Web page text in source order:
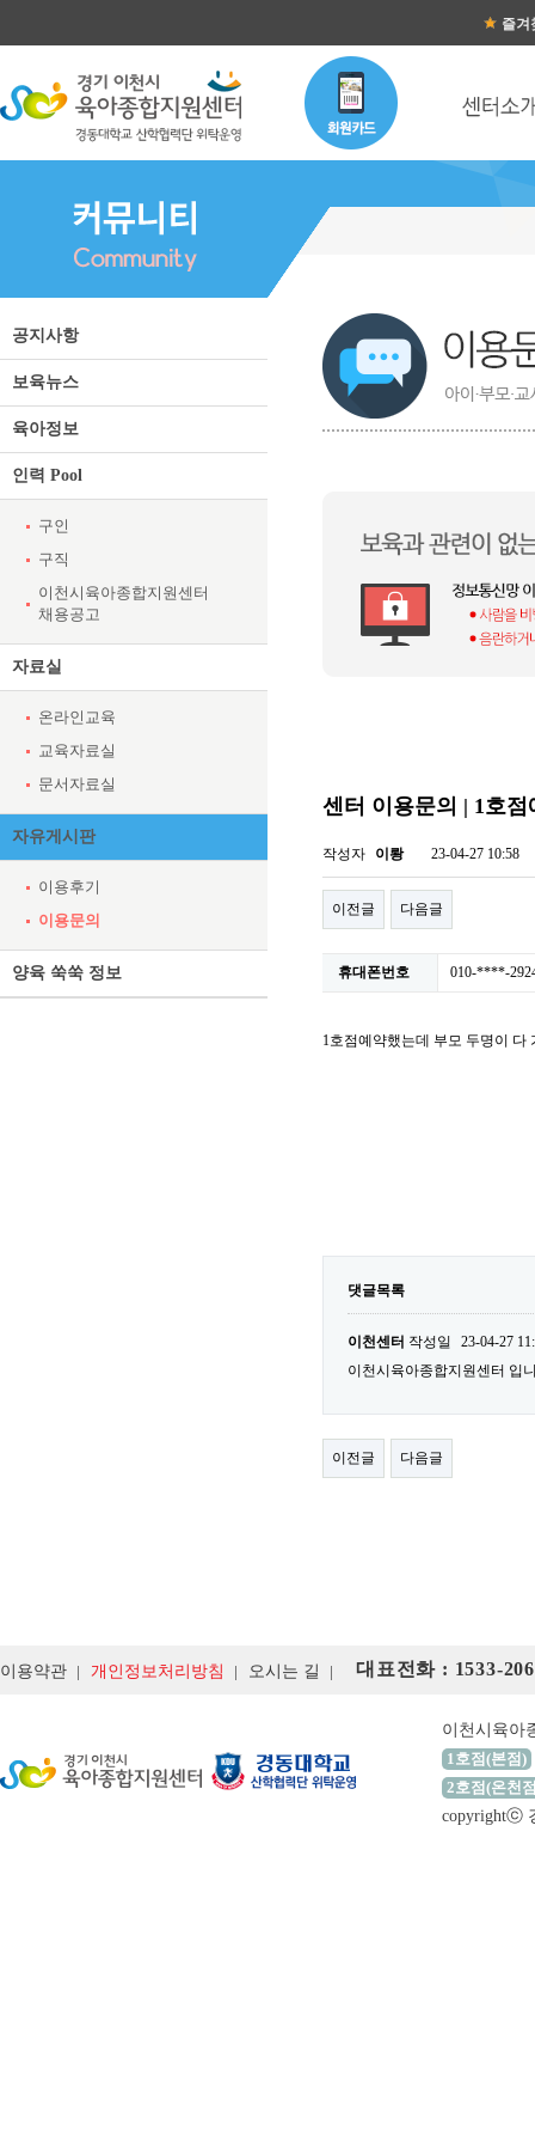
즐겨
공지사항
보육뉴스
육아정보
인력 Pool
구인
구직
이천시육아종합지원센터
채용공고
자료실
온라인교육
교육자료실
문서자료실
자유게시판
이용후기
이용문의
양육 쑥쑥 정보
센터 이용문의 | 1호
작성자 이뢍 23-04-27 10:58
이전글 다음글
휴대폰번호 010-****-
1호점예약했는데 부모 두명이 다
댓글목록
이천센터 작성일
23-04-27
이천시육아종합지원센터 입
이전글 다음글
이용약관 개인정보처리방침 오시는 길 대표전화 : 1533-
이천시육아
1호점(본점)
2호점(온천
copyrightⓒ